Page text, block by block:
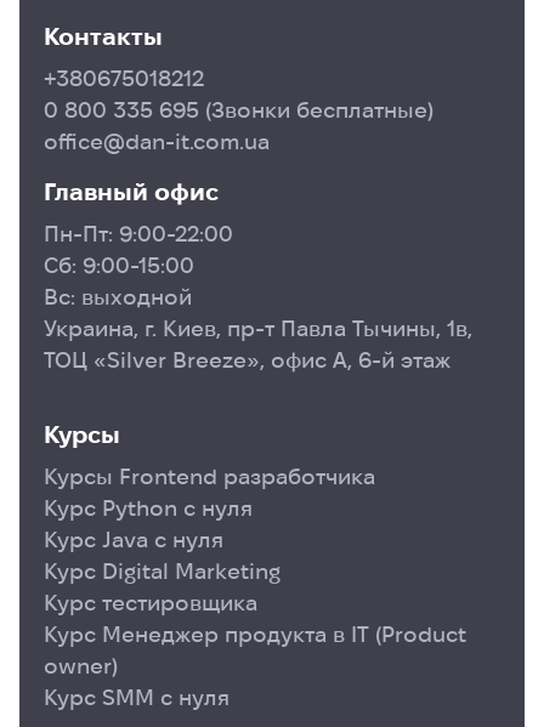
Контакты
+380675018212
0 800 335 695 (Звонки бесплатные)
office@dan-it.com.ua
Главный офис
Пн-Пт: 9:00-22:00
Сб: 9:00-15:00
Вс: выходной
Украина, г. Киев, пр-т Павла Тычины, 1в,
ТОЦ «Silver Breeze», офис А, 6-й этаж
Курсы
Курсы Frontend разработчика
Курс Python с нуля
Курс Java с нуля
Курс Digital Marketing
Курс тестировщика
Курс Менеджер продукта в ІТ (Product
owner)
Курс SMM с нуля